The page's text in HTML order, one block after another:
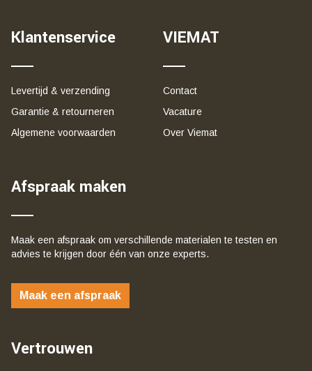
Klantenservice
Levertijd & verzending
Garantie & retourneren
Algemene voorwaarden
VIEMAT
Contact
Vacature
Over Viemat
Afspraak maken
Maak een afspraak om verschillende materialen te testen en
advies te krijgen door één van onze experts.
Maak een afspraak
Vertrouwen